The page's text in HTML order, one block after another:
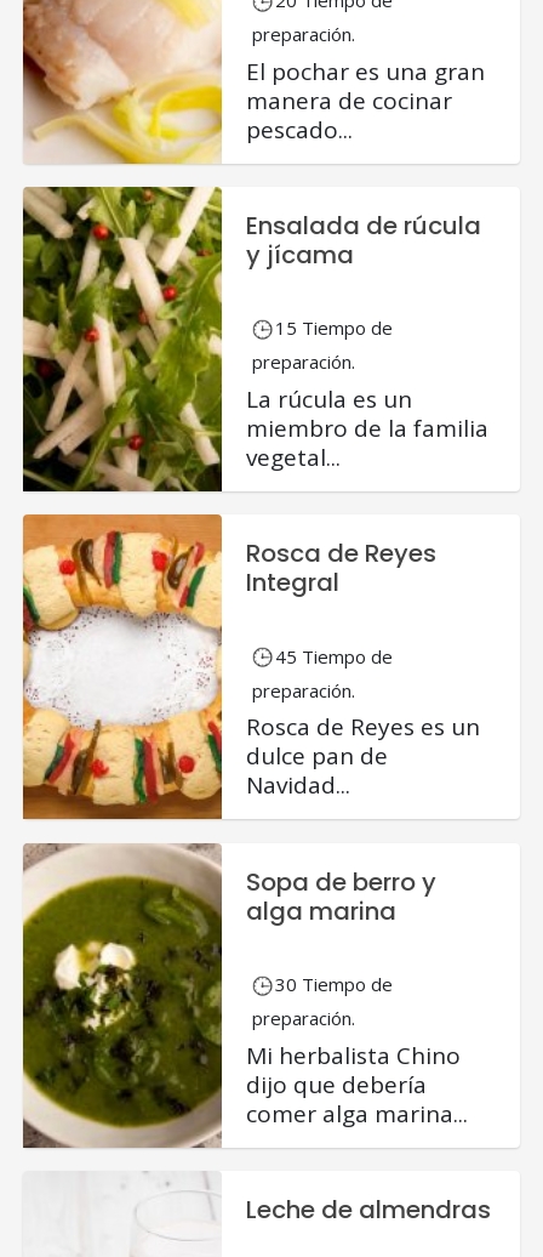
preparación.
El pochar es una gran
manera de cocinar
pescado...
Ensalada de rúcula
y jícama
15 Tiempo de
preparación.
La rúcula es un
miembro de la familia
vegetal...
Rosca de Reyes
Integral
45 Tiempo de
preparación.
Rosca de Reyes es un
dulce pan de
Navidad...
Sopa de berro y
alga marina
30 Tiempo de
preparación.
Mi herbalista Chino
dijo que debería
comer alga marina...
Leche de almendras